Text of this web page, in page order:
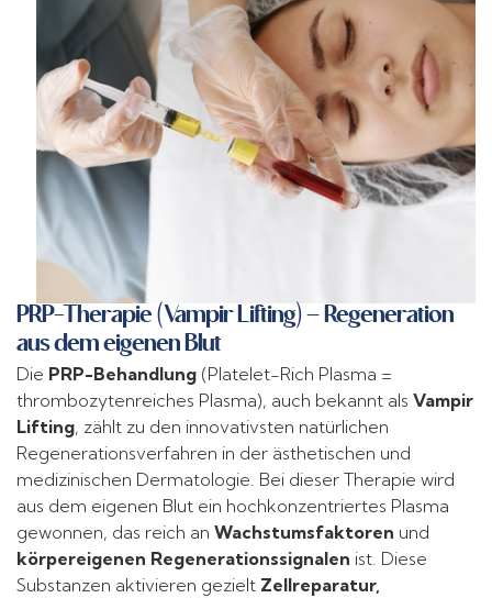
PRP-Therapie (Vampir Lifting) – Regeneration
aus dem eigenen Blut
Die PRP-Behandlung (Platelet-Rich Plasma =
thrombozytenreiches Plasma), auch bekannt als Vampir
Lifting, zählt zu den innovativsten natürlichen
Regenerationsverfahren in der ästhetischen und
medizinischen Dermatologie. Bei dieser Therapie wird
aus dem eigenen Blut ein hochkonzentriertes Plasma
gewonnen, das reich an Wachstumsfaktoren und
körpereigenen Regenerationssignalen ist. Diese
Substanzen aktivieren gezielt Zellreparatur,